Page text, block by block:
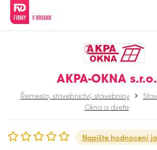
AKPA-OKNA s.r.o.
Řemesla, stavebnictví, stavebniny
Okna a dveře
Napište hodnocení